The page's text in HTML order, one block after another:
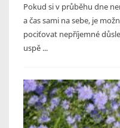
Pokud si v průběhu dne
a čas sami na sebe, je
pociťovat nepříjemné
uspě ...